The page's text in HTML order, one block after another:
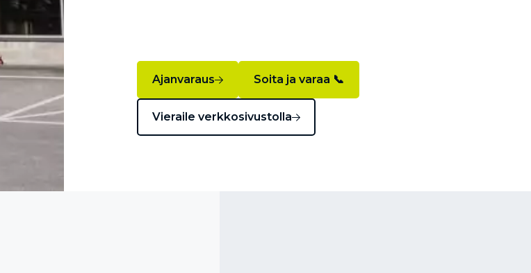
Ajanvaraus Soita ja varaa 📞
Vieraile verkkosivustolla